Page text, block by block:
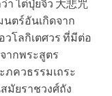
า ไต่ปุ่ยจิ่ว 大悲咒
นตร์อันเกิดจาก
โลกิเตศวร ที่มีต่อ
ากพระสูตร
ควธรรมเถระ
มัยราชวงศ์ถัง